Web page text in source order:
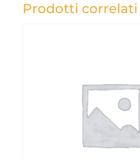
Prodotti correlati